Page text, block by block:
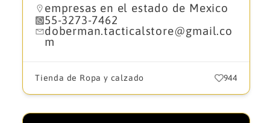
empresas en el estado de Mexico
55-3273-7462
doberman.tacticalstore@gmail.co
m
Tienda de Ropa y calzado 944